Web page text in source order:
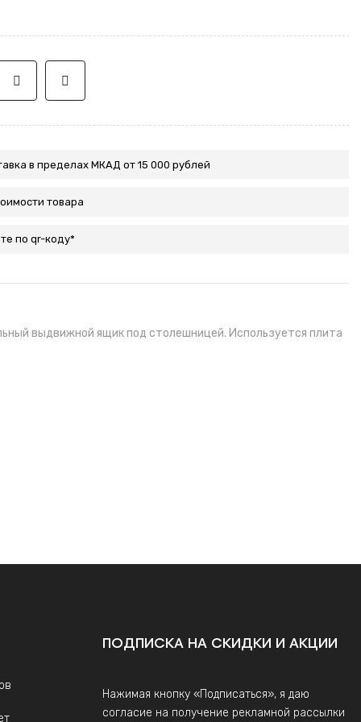
в пределах МКАД от 15 000 рублей
товара
по qr-коду*
выдвижной ящик под столешницей. Используется плита
ПОДПИСКА НА СКИДКИ И АКЦИИ
Нажимая кнопку «Подписаться», я даю
согласие на получение рекламной рассылки